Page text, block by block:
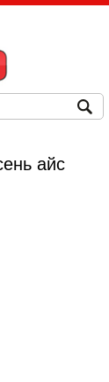
айс